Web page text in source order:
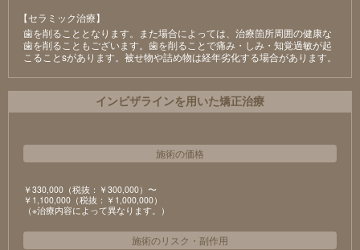
【セラミック治療】
⻭を削ることとなります。また場合によっては、治療箇所周囲の健康な
⻭を削ることもございます。⻭を削ることで痛み・しみ・知覚過敏が起
こることsがあります。被せ物や詰め物は経年劣化する場合があります。
インビザラインを用いた矯正治療
施術の価格
￥330,000（税抜：￥300,000）〜
￥1,100,000（税抜：￥1,000,000）
（※治療内容によって異なります。）
施術のリスク ・ 副作用